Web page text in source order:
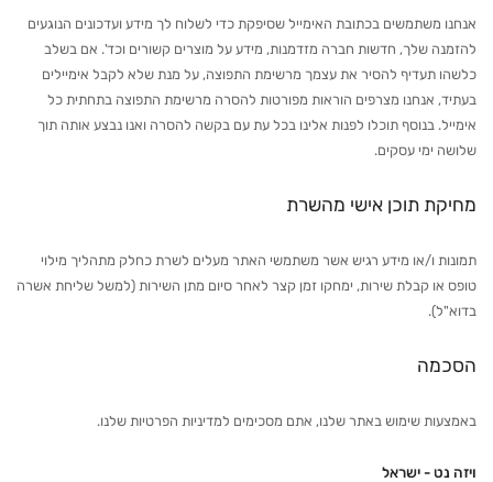
אנחנו משתמשים בכתובת האימייל שסיפקת כדי לשלוח לך מידע ועדכונים הנוגעים
להזמנה שלך, חדשות חברה מזדמנות, מידע על מוצרים קשורים וכד'. אם בשלב
כלשהו תעדיף להסיר את עצמך מרשימת התפוצה, על מנת שלא לקבל אימיילים
בעתיד, אנחנו מצרפים הוראות מפורטות להסרה מרשימת התפוצה בתחתית כל
אימייל. בנוסף תוכלו לפנות אלינו בכל עת עם בקשה להסרה ואנו נבצע אותה תוך
שלושה ימי עסקים.
מחיקת תוכן אישי מהשרת
תמונות ו/או מידע רגיש אשר משתמשי האתר מעלים לשרת כחלק מתהליך מילוי
טופס או קבלת שירות, ימחקו זמן קצר לאחר סיום מתן השירות (למשל שליחת אשרה
בדוא"ל).
הסכמה
באמצעות שימוש באתר שלנו, אתם מסכימים למדיניות הפרטיות שלנו.
ויזה נט - ישראל